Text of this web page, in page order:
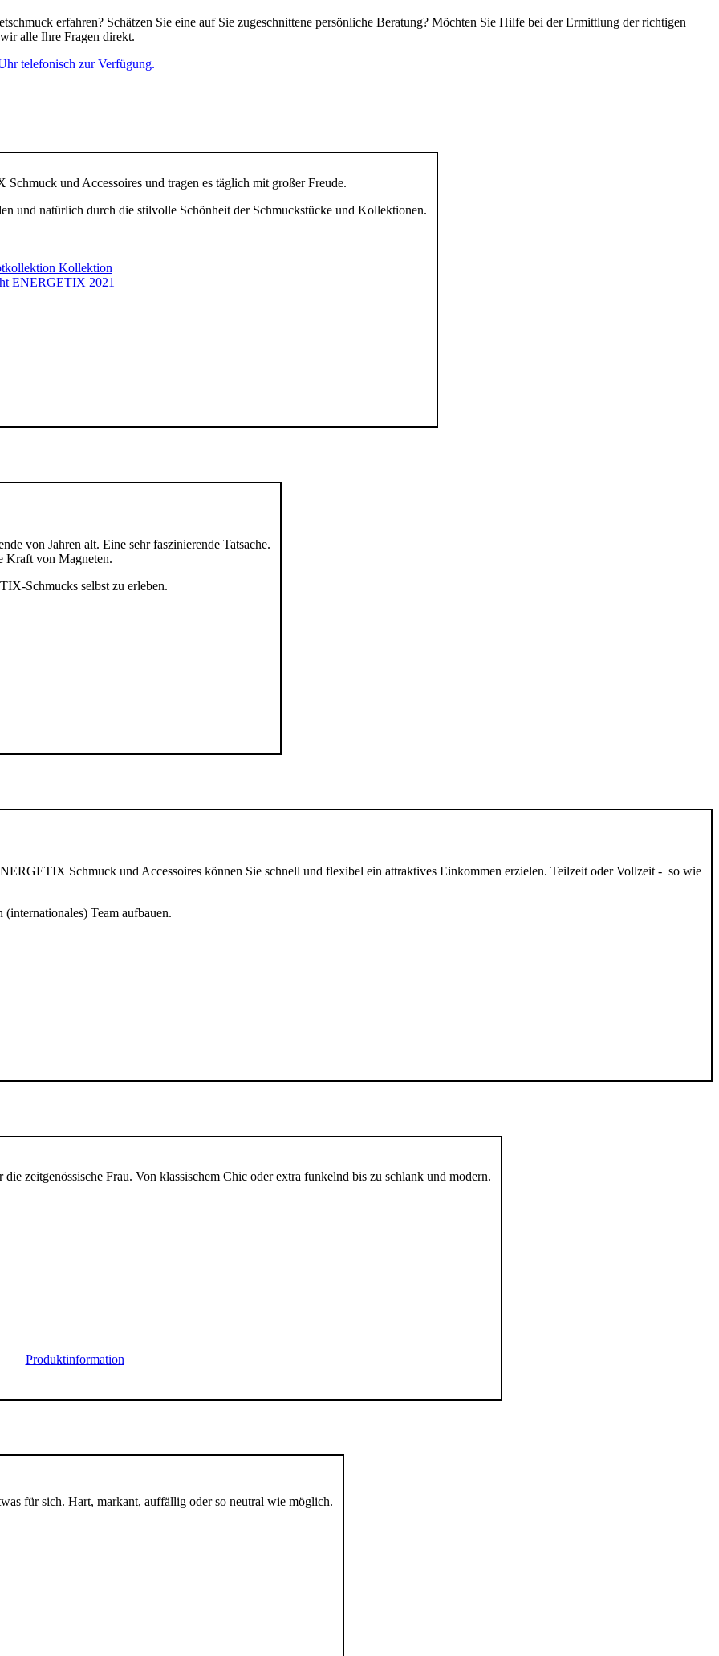
erfahren? Schätzen Sie eine auf Sie zugeschnittene persönliche Beratung? Möchten Sie Hilfe bei der Ermittlung der richtigen
alle Ihre Fragen direkt.
telefonisch zur Verfügung.
und Accessoires und tragen es täglich mit großer Freude.
und natürlich durch die stilvolle Schönheit der Schmuckstücke und Kollektionen.
von Jahren alt. Eine sehr faszinierende Tatsache.
Kraft von Magneten.
Schmucks selbst zu erleben.
Schmuck und Accessoires können Sie schnell und flexibel ein attraktives Einkommen erzielen. Teilzeit oder Vollzeit - so wie
Team aufbauen.
zeitgenössische Frau. Von klassischem Chic oder extra funkelnd bis zu schlank und modern.
Produktinformation
für sich. Hart, markant, auffällig oder so neutral wie möglich.